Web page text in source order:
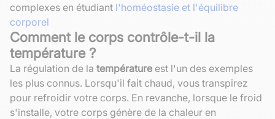
complexes en étudiant l'homéostasie et l'équilibre
corporel
Comment le corps contrôle-t-il la
température ?
La régulation de la température est l'un des exemples
les plus connus. Lorsqu'il fait chaud, vous transpirez
pour refroidir votre corps. En revanche, lorsque le froid
s'installe, votre corps génère de la chaleur en